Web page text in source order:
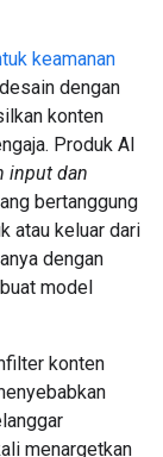
keamanan
dengan
konten
Produk AI
input dan
bertanggung
atau keluar dari
dengan
model
konten
menargetkan